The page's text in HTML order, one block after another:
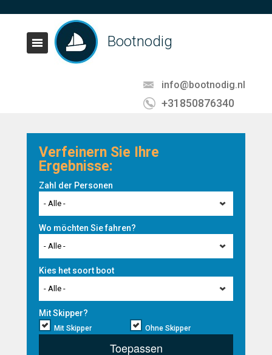
Bootnodig
info@bootnodig.nl
+31850876340
Verfeinern Sie Ihre
Ergebnisse:
Zahl der Personen
- Alle -
Wo möchten Sie fahren?
- Alle -
Kies het soort boot
- Alle -
Mit Skipper?
Mit Skipper Ohne Skipper
Toepassen